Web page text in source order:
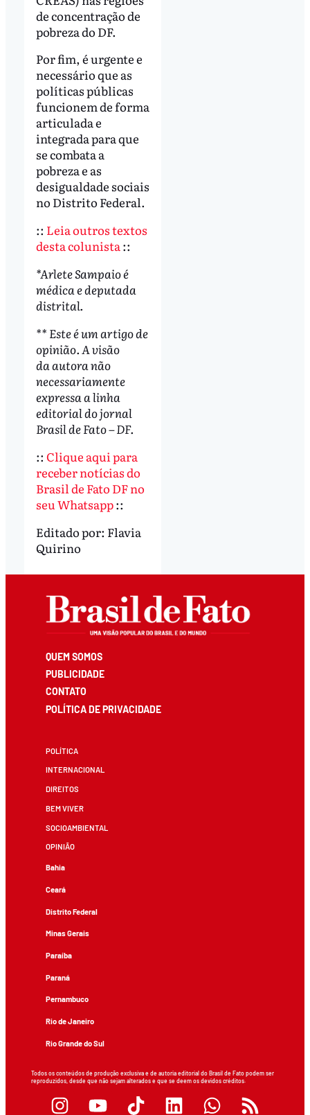
de concentração de
pobreza do DF.
Por fim, é urgente e
necessário que as
políticas públicas
funcionem de forma
articulada e
integrada para que
se combata a
pobreza e as
desigualdade sociais
no Distrito Federal.
:: Leia outros textos
desta colunista::
*Arlete Sampaio é
médica e deputada
distrital.
** Este é um artigo de
opinião. A visão
da autora não
necessariamente
expressa a linha
editorial do jornal
Brasil de Fato – DF.
:: Clique aqui para
receber notícias do
Brasil de Fato DF no
seu Whatsapp::
Editado por: Flavia
Quirino
QUEM SOMOS
PUBLICIDADE
CONTATO
POLÍTICA DE PRIVACIDADE
POLÍTICA
INTERNACIONAL
DIREITOS
BEM VIVER
SOCIOAMBIENTAL
OPINIÃO
Bahia
Ceará
Distrito Federal
Minas Gerais
Paraíba
Paraná
Pernambuco
Rio de Janeiro
Rio Grande do Sul
Todos os conteúdos de produção exclusiva e de autoria editorial do Brasil de Fato podem ser
reproduzidos, desde que não sejam alterados e que se deem os devidos créditos.